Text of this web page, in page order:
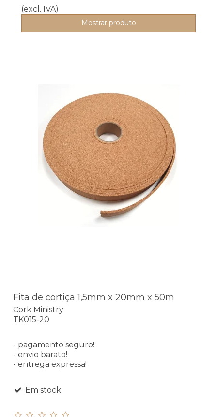
(excl. IVA)
Mostrar produto
Fita de cortiça 1,5mm x 20mm x 50m
Cork Ministry
TK015-20
- pagamento seguro!
- envio barato!
- entrega expressa!
Em stock